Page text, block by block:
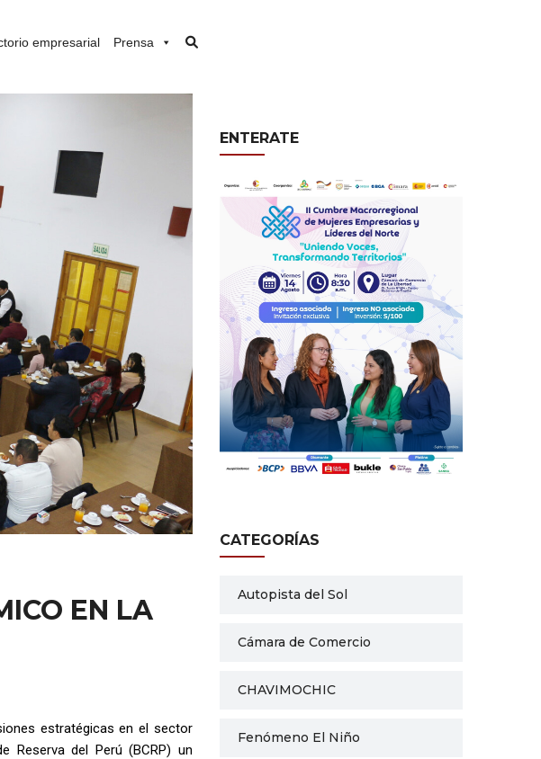
empresarial Prensa
EN LA
estratégicas en el sector
Reserva del Perú (BCRP) un
ENTERATE
CATEGORÍAS
Autopista del Sol
Cámara de Comercio
CHAVIMOCHIC
Fenómeno El Niño